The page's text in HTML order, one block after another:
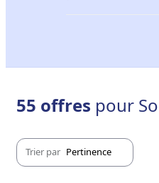
55 offres pour
Trier par Pertinence